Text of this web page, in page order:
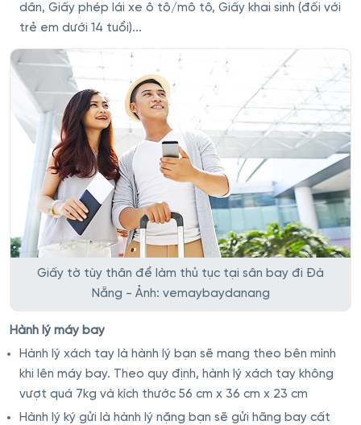
dân, Giấy phép lái xe ô tô/mô tô, Giấy khai sinh (đối với
trẻ em dưới 14 tuổi)...
Giấy tờ tùy thân để làm thủ tục tại sân bay đi Đà
Nẵng - Ảnh: vemaybaydanang
Hành lý máy bay
Hành lý xách tay là hành lý bạn sẽ mang theo bên mình
khi lên máy bay. Theo quy định, hành lý xách tay không
vượt quá 7kg và kích thước 56 cm x 36 cm x 23 cm
Hành lý ký gửi là hành lý nặng bạn sẽ gửi hãng bay cất